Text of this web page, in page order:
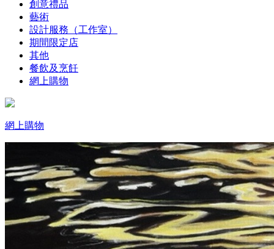
創意禮品
藝術
設計服務（工作室）
期間限定店
其他
餐飲及烹飪
網上購物
網上購物